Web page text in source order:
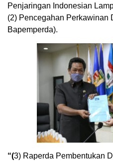
Penjaringan Indonesian
(2) Pencegahan Perkawinan
Bapemperda).
“(3) Raperda Pembentukan